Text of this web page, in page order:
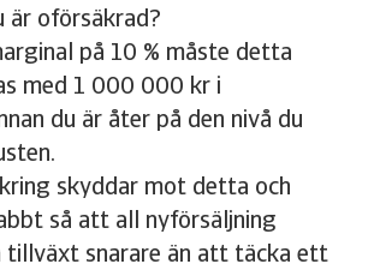
är oförsäkrad?
på 10 % måste detta
med 1 000 000 kr i
du är åter på den nivå du
skyddar mot detta och
så att all nyförsäljning
tillväxt snarare än att täcka ett